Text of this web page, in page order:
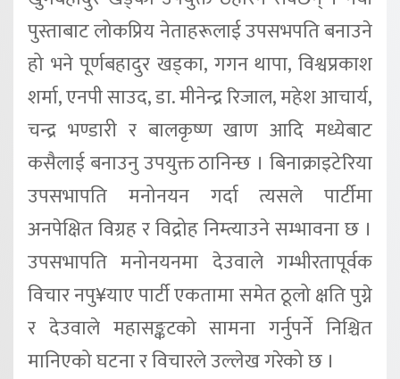
पुस्ताबाट लोकप्रिय नेताहरूलाई उपसभपति बनाउने
हो भने पूर्णबहादुर खड्का, गगन थापा, विश्वप्रकाश
शर्मा, एनपी साउद, डा. मीनेन्द्र रिजाल, महेश आचार्य,
चन्द्र भण्डारी र बालकृष्ण खाण आदि मध्येबाट
कसैलाई बनाउनु उपयुक्त ठानिन्छ । बिनाक्राइटेरिया
उपसभापति मनोनयन गर्दा त्यसले पार्टीमा
अनपेक्षित विग्रह र विद्रोह निम्त्याउने सम्भावना छ ।
उपसभापति मनोनयनमा देउवाले गम्भीरतापूर्वक
विचार नपु¥याए पार्टी एकतामा समेत ठूलो क्षति पुग्ने
र देउवाले महासङ्कटको सामना गर्नुपर्ने निश्चित
मानिएको घटना र विचारले उल्लेख गरेको छ ।